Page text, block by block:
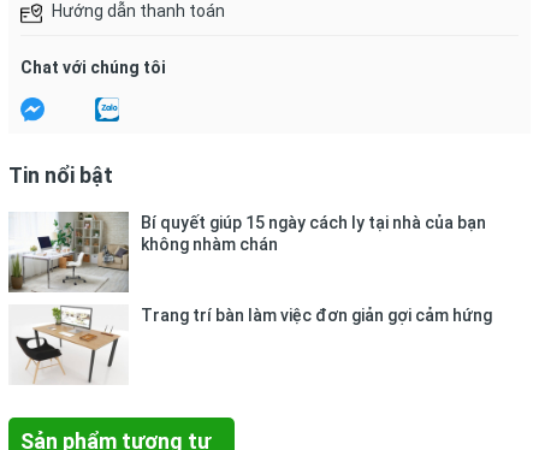
Hướng dẫn thanh toán
Chat với chúng tôi
Tin nổi bật
Bí quyết giúp 15 ngày cách ly tại nhà của bạn
không nhàm chán
Trang trí bàn làm việc đơn giản gợi cảm hứng
Sản phẩm tương tự